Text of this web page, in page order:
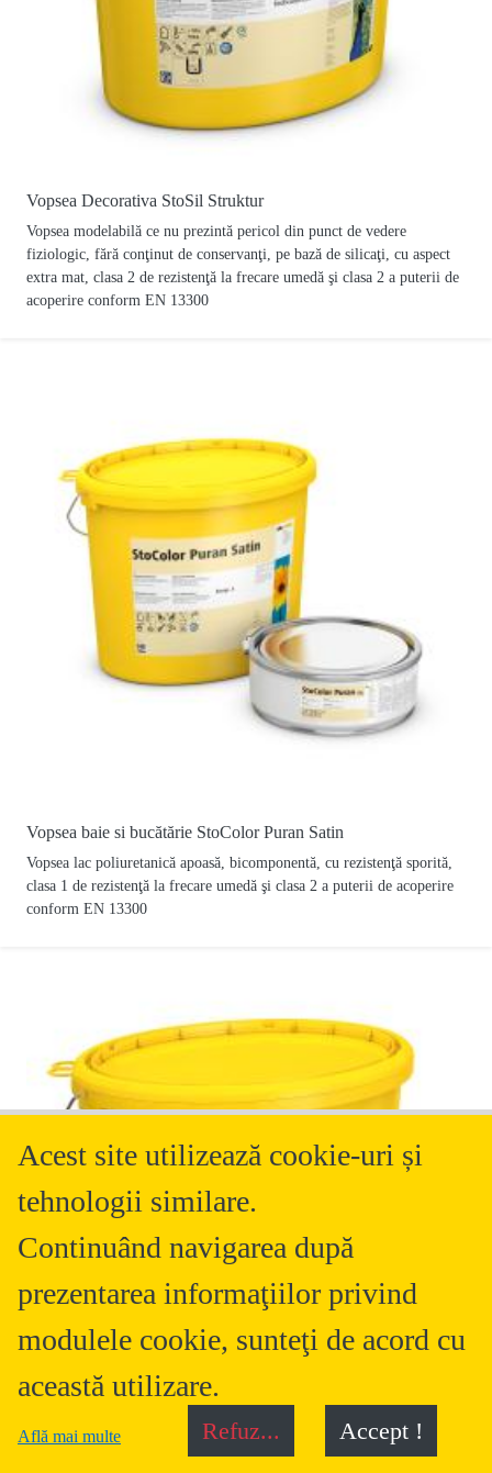
Vopsea Decorativa StoSil Struktur
Vopsea modelabilă ce nu prezintă pericol din punct de vedere
fiziologic, fără conţinut de conservanţi, pe bază de silicaţi, cu aspect
extra mat, clasa 2 de rezistenţă la frecare umedă şi clasa 2 a puterii de
acoperire conform EN 13300
Vopsea baie si bucătărie StoColor Puran Satin
Vopsea lac poliuretanică apoasă, bicomponentă, cu rezistenţă sporită,
clasa 1 de rezistenţă la frecare umedă şi clasa 2 a puterii de acoperire
conform EN 13300
Vopsea Antifuningine StoColor Isol W
Acest site utilizează cookie-uri și
tehnologii similare.
Continuând navigarea după
prezentarea informaţiilor privind
modulele cookie, sunteţi de acord cu
această utilizare.
Află mai multe Refuz... Accept !